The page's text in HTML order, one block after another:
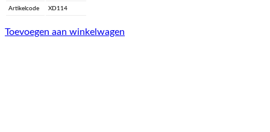
Artikelcode XD114
Toevoegen aan winkelwagen